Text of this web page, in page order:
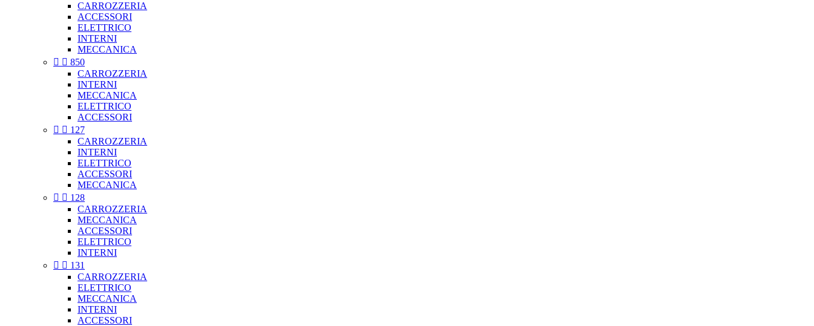
CARROZZERIA
ACCESSORI
ELETTRICO
INTERNI
MECCANICA
  850
CARROZZERIA
INTERNI
MECCANICA
ELETTRICO
ACCESSORI
  127
CARROZZERIA
INTERNI
ELETTRICO
ACCESSORI
MECCANICA
  128
CARROZZERIA
MECCANICA
ACCESSORI
ELETTRICO
INTERNI
  131
CARROZZERIA
ELETTRICO
MECCANICA
INTERNI
ACCESSORI